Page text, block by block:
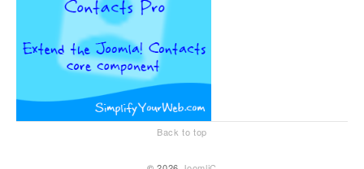
Back to top